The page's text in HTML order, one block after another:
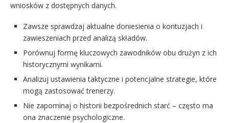
wniosków z dostępnych danych.
Zawsze sprawdzaj aktualne doniesienia o kontuzjach i
zawieszeniach przed analizą składów.
Porównuj formę kluczowych zawodników obu drużyn z ich
historycznymi wynikami.
Analizuj ustawienia taktyczne i potencjalne strategie, które
mogą zastosować trenerzy.
Nie zapominaj o historii bezpośrednich starć – często ma
ona znaczenie psychologiczne.